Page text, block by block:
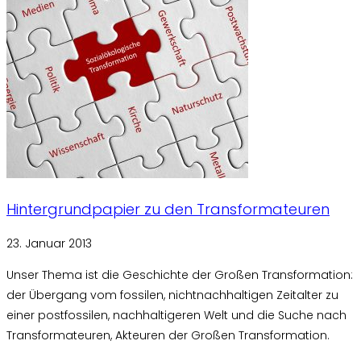
Hintergrundpapier zu den Transformateuren
23. Januar 2013
Unser Thema ist die Geschichte der Großen Transformation:
der Übergang vom fossilen, nichtnachhaltigen Zeitalter zu
einer postfossilen, nachhaltigeren Welt und die Suche nach
Transformateuren, Akteuren der Großen Transformation.